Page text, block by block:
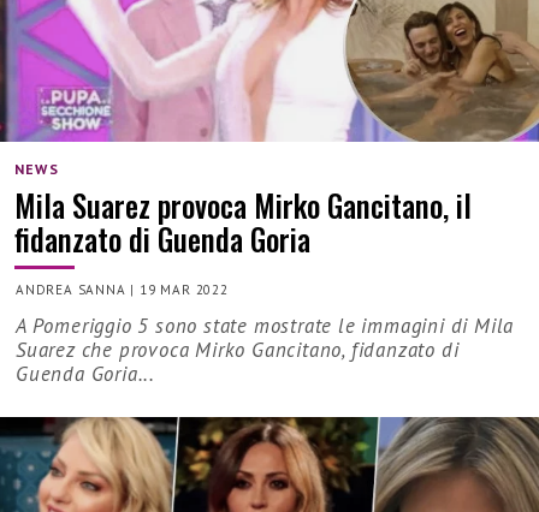
NEWS
Mila Suarez provoca Mirko Gancitano, il
fidanzato di Guenda Goria
ANDREA SANNA | 19 MAR 2022
A Pomeriggio 5 sono state mostrate le immagini di Mila
Suarez che provoca Mirko Gancitano, fidanzato di
Guenda Goria...